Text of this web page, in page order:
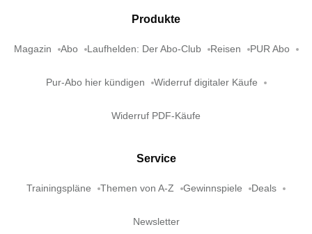
Produkte
Magazin Abo Laufhelden: Der Abo-Club Reisen PUR Abo
Pur-Abo hier kündigen Widerruf digitaler Käufe
Widerruf PDF-Käufe
Service
Trainingspläne Themen von A-Z Gewinnspiele Deals
Newsletter